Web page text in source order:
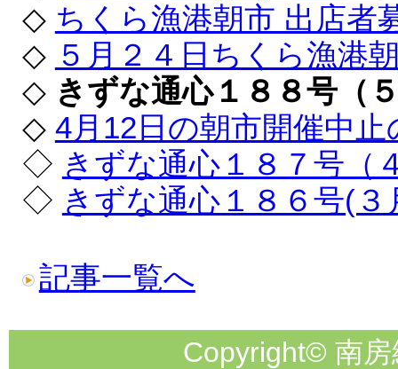
◇ ちくら漁港朝市 出店者
◇ ５月２４日ちくら漁港
◇ きずな通心１８８号（
◇ 4月12日の朝市開催中
◇ きずな通心１８７号（
◇ きずな通心１８６号(
記事一覧へ
Copyright© 南